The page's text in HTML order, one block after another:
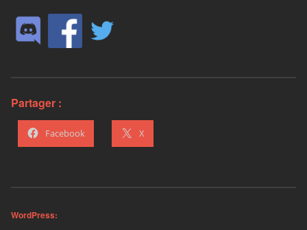
Partager :
Facebook X
WordPress: